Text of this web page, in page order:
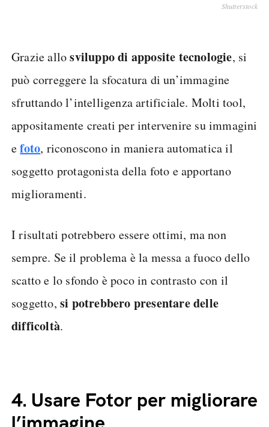
Shutterstock
Grazie allosviluppo di apposite tecnologie, si
può correggere la sfocatura di un’immagine
sfruttando l’intelligenza artificiale. Molti tool,
appositamente creati per intervenire su immagini
efoto, riconoscono in maniera automatica il
soggetto protagonista della foto e apportano
miglioramenti.
I risultati potrebbero essere ottimi, ma non
sempre. Se il problema è la messa a fuoco dello
scatto e lo sfondo è poco in contrasto con il
soggetto, si potrebbero presentare delle
difficoltà.
4. Usare Fotor per migliorare